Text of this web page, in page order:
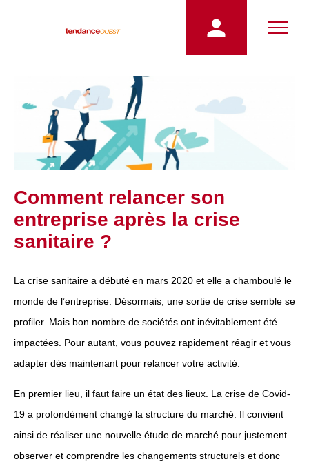
Comment relancer son
entreprise après la crise
sanitaire ?
La crise sanitaire a débuté en mars 2020 et elle a chamboulé le
monde de l’entreprise. Désormais, une sortie de crise semble se
profiler. Mais bon nombre de sociétés ont inévitablement été
impactées. Pour autant, vous pouvez rapidement réagir et vous
adapter dès maintenant pour relancer votre activité.
En premier lieu, il faut faire un état des lieux. La crise de Covid-
19 a profondément changé la structure du marché. Il convient
ainsi de réaliser une nouvelle étude de marché pour justement
observer et comprendre les changements structurels et donc